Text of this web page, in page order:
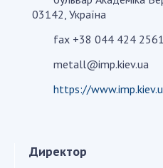
СТРУКТУРА
Президія НАН України
Секція хімічних і
03142, Україна
fax +38 044 424 2561
metall@imp.kiev.ua
https://
Директор